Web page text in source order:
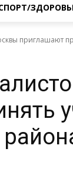
приглашают